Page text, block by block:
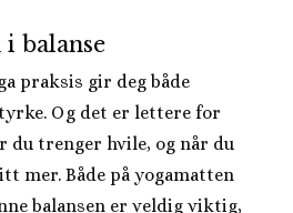
balanse
praksis gir deg både
Og det er lettere for
du trenger hvile, og når du
mer. Både på yogamatten
balansen er veldig viktig,